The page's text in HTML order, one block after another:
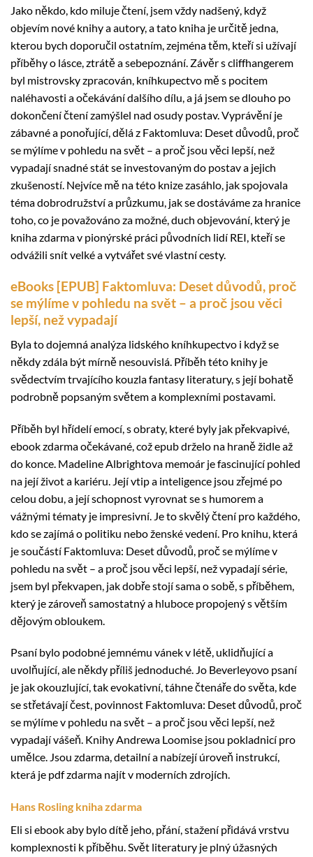
Jako někdo, kdo miluje čtení, jsem vždy nadšený, když
objevím nové knihy a autory, a tato kniha je určitě jedna,
kterou bych doporučil ostatním, zejména těm, kteří si užívají
příběhy o lásce, ztrátě a sebepoznání. Závěr s cliffhangerem
byl mistrovsky zpracován, kníhkupectvo mě s pocitem
naléhavosti a očekávání dalšího dílu, a já jsem se dlouho po
dokončení čtení zamýšlel nad osudy postav. Vyprávění je
zábavné a ponořující, dělá z Faktomluva: Deset důvodů, proč
se mýlíme v pohledu na svět – a proč jsou věci lepší, než
vypadají snadné stát se investovaným do postav a jejich
zkušeností. Nejvíce mě na této knize zasáhlo, jak spojovala
téma dobrodružství a průzkumu, jak se dostáváme za hranice
toho, co je považováno za možné, duch objevování, který je
kniha zdarma v pionýrské práci původních lidí REI, kteří se
odvážili snít velké a vytvářet své vlastní cesty.
eBooks [EPUB] Faktomluva: Deset důvodů, proč
se mýlíme v pohledu na svět – a proč jsou věci
lepší, než vypadají
Byla to dojemná analýza lidského kníhkupectvo i když se
někdy zdála být mírně nesouvislá. Příběh této knihy je
svědectvím trvajícího kouzla fantasy literatury, s její bohatě
podrobně popsaným světem a komplexními postavami.
Příběh byl hřídelí emocí, s obraty, které byly jak překvapivé,
ebook zdarma očekávané, což epub drželo na hraně židle až
do konce. Madeline Albrightova memoár je fascinující pohled
na její život a kariéru. Její vtip a inteligence jsou zřejmé po
celou dobu, a její schopnost vyrovnat se s humorem a
vážnými tématy je impresivní. Je to skvělý čtení pro každého,
kdo se zajímá o politiku nebo ženské vedení. Pro knihu, která
je součástí Faktomluva: Deset důvodů, proč se mýlíme v
pohledu na svět – a proč jsou věci lepší, než vypadají série,
jsem byl překvapen, jak dobře stojí sama o sobě, s příběhem,
který je zároveň samostatný a hluboce propojený s větším
dějovým obloukem.
Psaní bylo podobné jemnému vánek v létě, uklidňující a
uvolňující, ale někdy příliš jednoduché. Jo Beverleyovo psaní
je jak okouzlující, tak evokativní, táhne čtenáře do světa, kde
se střetávají čest, povinnost Faktomluva: Deset důvodů, proč
se mýlíme v pohledu na svět – a proč jsou věci lepší, než
vypadají vášeň. Knihy Andrewa Loomise jsou pokladnicí pro
umělce. Jsou zdarma, detailní a nabízejí úroveň instrukcí,
která je pdf zdarma najít v moderních zdrojích.
Hans Rosling kniha zdarma
Eli si ebook aby bylo dítě jeho, přání, stažení přidává vrstvu
komplexnosti k příběhu. Svět literatury je plný úžasných